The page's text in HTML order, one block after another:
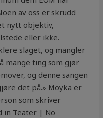
av oss er skrudd
nytt objektiv,
eller ikke.
slaget, og mangler
mange ting som gjør
og denne sangen
det på.» Moyka er
som skriver
in Teater | No